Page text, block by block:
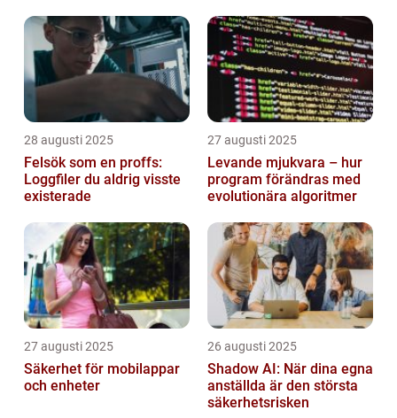
barnens dagliga rutiner
28 augusti 2025
Felsök som en proffs:
Loggfiler du aldrig visste
existerade
27 augusti 2025
Levande mjukvara – hur
program förändras med
evolutionära algoritmer
27 augusti 2025
Säkerhet för mobilappar
och enheter
26 augusti 2025
Shadow AI: När dina egna
anställda är den största
säkerhetsrisken